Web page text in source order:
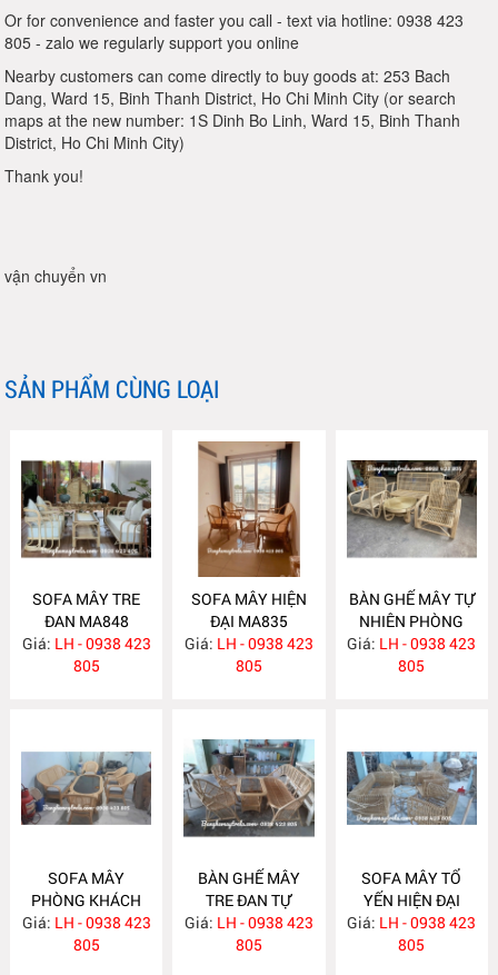
Or for convenience and faster you call - text via hotline: 0938 423
805 - zalo we regularly support you online
Nearby customers can come directly to buy goods at: 253 Bach
Dang, Ward 15, Binh Thanh District, Ho Chi Minh City (or search
maps at the new number: 1S Dinh Bo Linh, Ward 15, Binh Thanh
District, Ho Chi Minh City)
Thank you!
vận chuyển vn
SẢN PHẨM CÙNG LOẠI
SOFA MÂY TRE
ĐAN MA848
Giá: LH - 0938 423
805
SOFA MÂY HIỆN
ĐẠI MA835
Giá: LH - 0938 423
805
BÀN GHẾ MÂY TỰ
NHIÊN PHÒNG
KHÁCH MA834
Giá: LH - 0938 423
805
SOFA MÂY
PHÒNG KHÁCH
HIỆN ĐẠI MA833
Giá: LH - 0938 423
805
BÀN GHẾ MÂY
TRE ĐAN TỰ
NHIÊN MA832
Giá: LH - 0938 423
805
SOFA MÂY TỔ
YẾN HIỆN ĐẠI
MA831
Giá: LH - 0938 423
805